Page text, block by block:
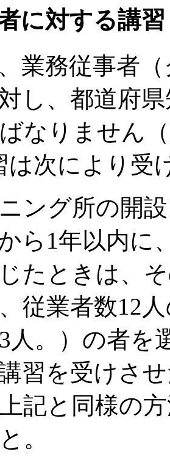
に対する講習
業務従事者
し、都道府
なりません
は次により受
ング所の開
ら1年以内に
たときは、
従業者数12
人。）の者を
習を受けさ
記と同様の
。